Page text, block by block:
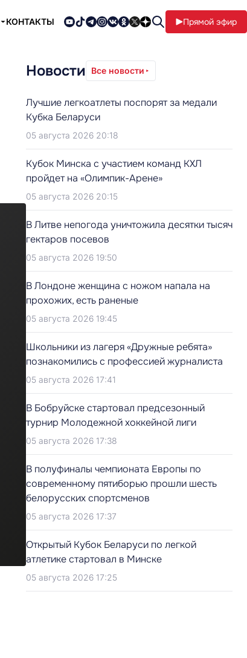
КОНТАКТЫ Прямой эфир
Новости Все новости
Лучшие легкоатлеты поспорят за медали
Кубка Беларуси
05 августа 2026 20:18
Кубок Минска с участием команд КХЛ
пройдет на «Олимпик-Арене»
05 августа 2026 20:15
В Литве непогода уничтожила десятки тысяч
гектаров посевов
05 августа 2026 19:50
В Лондоне женщина с ножом напала на
прохожих, есть раненые
05 августа 2026 19:45
Школьники из лагеря «Дружные ребята»
познакомились с профессией журналиста
05 августа 2026 17:41
В Бобруйске стартовал предсезонный
турнир Молодежной хоккейной лиги
05 августа 2026 17:38
В полуфиналы чемпионата Европы по
современному пятиборью прошли шесть
белорусских спортсменов
05 августа 2026 17:37
Открытый Кубок Беларуси по легкой
атлетике стартовал в Минске
05 августа 2026 17:25